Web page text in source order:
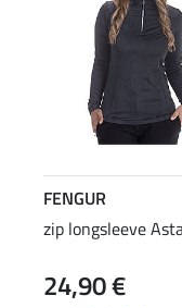
FENGUR
zip longsleeve
24,90 €